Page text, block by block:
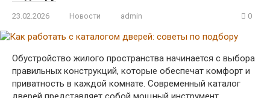
23.02.2026 Новости admin 0
Обустройство жилого пространства начинается с выбора
правильных конструкций, которые обеспечат комфорт и
приватность в каждой комнате. Современный каталог